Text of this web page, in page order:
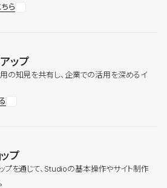
ら
ップ
の知見を共有し、企業での活用を深めるイ
プ
プを通じて、Studioの基本操作やサイト制作